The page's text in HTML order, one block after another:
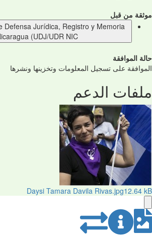
موثقة من قبل
Defensa Jurídica, Registro y Memoria
(UDJ/UDR NIC)
حالة الموافقة
الموافقة على تسجيل المعلومات وتخزينها ونشرها
ملفات الدعم
Daysi Tamara Davila Rivas.jpg12.64 kB